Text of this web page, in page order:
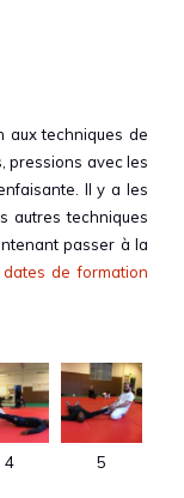
aux techniques de
pressions avec les
Il y a les
autres techniques
passer à la
dates de formation
4 5